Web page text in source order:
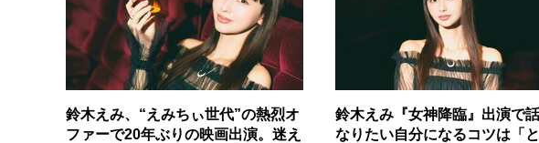
キャリア・働き方 セカンドキャリアの描き方
夢を掴む選択
経営・ビジネス リーダーの流儀
鈴木えみ、“えみちぃ世代”の熱烈オ
ファーで20年ぶりの映画出演。迷え
鈴木えみ『女神降臨』出演で話
なりたい自分になるコツは「